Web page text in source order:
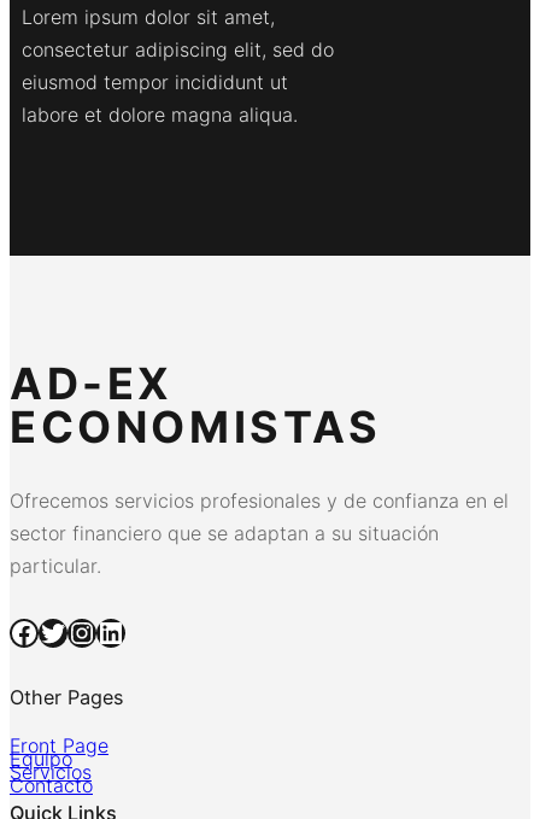
Lorem ipsum dolor sit amet,
consectetur adipiscing elit, sed do
eiusmod tempor incididunt ut
labore et dolore magna aliqua.
AD-EX
ECONOMISTAS
Ofrecemos servicios profesionales y de confianza en el
sector financiero que se adaptan a su situación
particular.
Facebook Twitter InstagramLinkedIn
Other Pages
Front Page
Equipo
Servicios
Contacto
Quick Links